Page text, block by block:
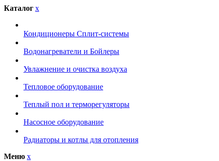
Каталог x
Кондиционеры Сплит-системы
Водонагреватели и Бойлеры
Увлажнение и очистка воздуха
Тепловое оборудование
Теплый пол и терморегуляторы
Насосное оборудование
Радиаторы и котлы для отопления
Меню x